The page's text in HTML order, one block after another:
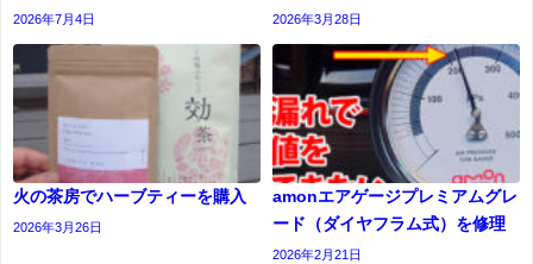
2026年7月4日 2026年3月28日
火の茶房でハーブティーを購入
2026年3月26日
amonエアゲージプレミアムグレ
ード（ダイヤフラム式）を修理
2026年2月21日